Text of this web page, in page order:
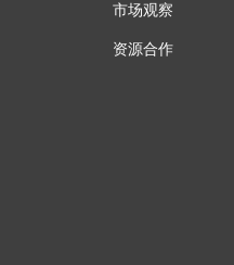
市场观察
资源合作